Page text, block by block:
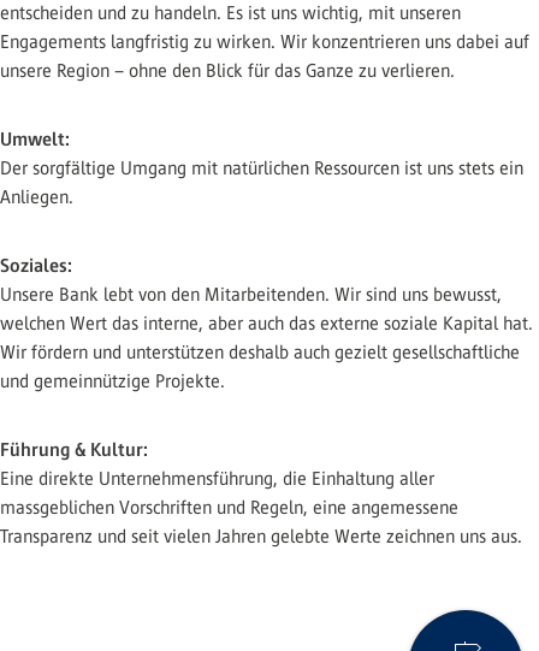
entscheiden und zu handeln. Es ist uns wichtig, mit unseren
Engagements langfristig zu wirken. Wir konzentrieren uns dabei auf
unsere Region – ohne den Blick für das Ganze zu verlieren.
Umwelt:
Der sorgfältige Umgang mit natürlichen Ressourcen ist uns stets ein
Anliegen.
Soziales:
Unsere Bank lebt von den Mitarbeitenden. Wir sind uns bewusst,
welchen Wert das interne, aber auch das externe soziale Kapital hat.
Wir fördern und unterstützen deshalb auch gezielt gesellschaftliche
und gemeinnützige Projekte.
Führung & Kultur:
Eine direkte Unternehmensführung, die Einhaltung aller
massgeblichen Vorschriften und Regeln, eine angemessene
Transparenz und seit vielen Jahren gelebte Werte zeichnen uns aus.